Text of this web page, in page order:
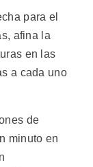
para el
afina la
en las
a cada uno
de
minuto en